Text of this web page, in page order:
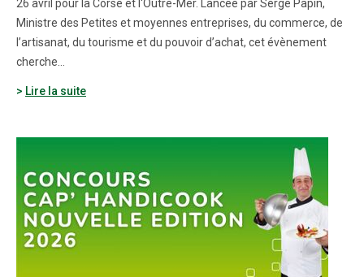
26 avril pour la Corse et l'Outre-Mer. Lancée par Serge Papin,
Ministre des Petites et moyennes entreprises, du commerce, de
l’artisanat, du tourisme et du pouvoir d’achat, cet évènement
cherche…
Lire la suite